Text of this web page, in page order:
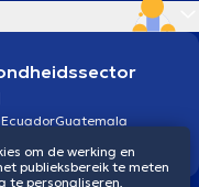
EcuadorGuatemala
om de werking en
publieksbereik te meten
te personaliseren,